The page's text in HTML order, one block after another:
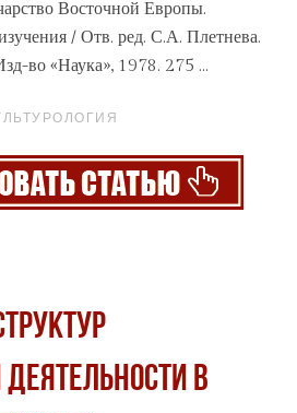
Восточной Европы.
/ Отв. ред. С.А. Плетнева.
во «Наука», 1978. 275 ...
В